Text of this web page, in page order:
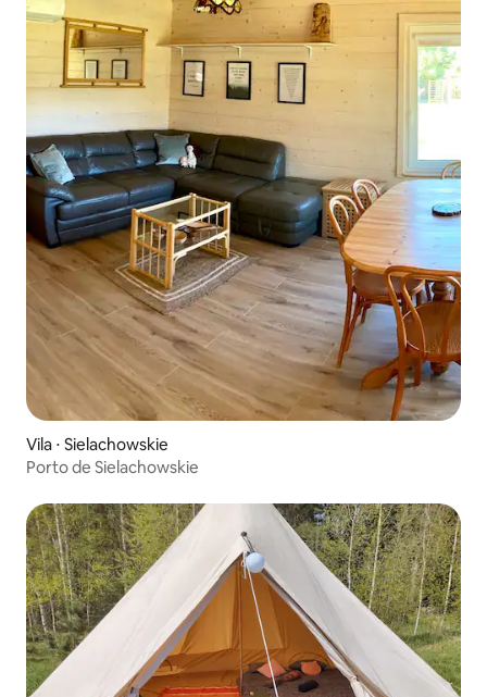
Vila ⋅ Sielachowskie
Porto de Sielachowskie